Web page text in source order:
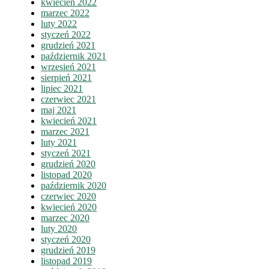
kwiecień 2022
marzec 2022
luty 2022
styczeń 2022
grudzień 2021
październik 2021
wrzesień 2021
sierpień 2021
lipiec 2021
czerwiec 2021
maj 2021
kwiecień 2021
marzec 2021
luty 2021
styczeń 2021
grudzień 2020
listopad 2020
październik 2020
czerwiec 2020
kwiecień 2020
marzec 2020
luty 2020
styczeń 2020
grudzień 2019
listopad 2019